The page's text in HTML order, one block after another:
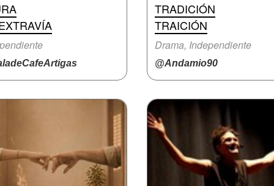
TRADICIÓN
TRAICIÓN
Drama, Independiente
@Andamio90